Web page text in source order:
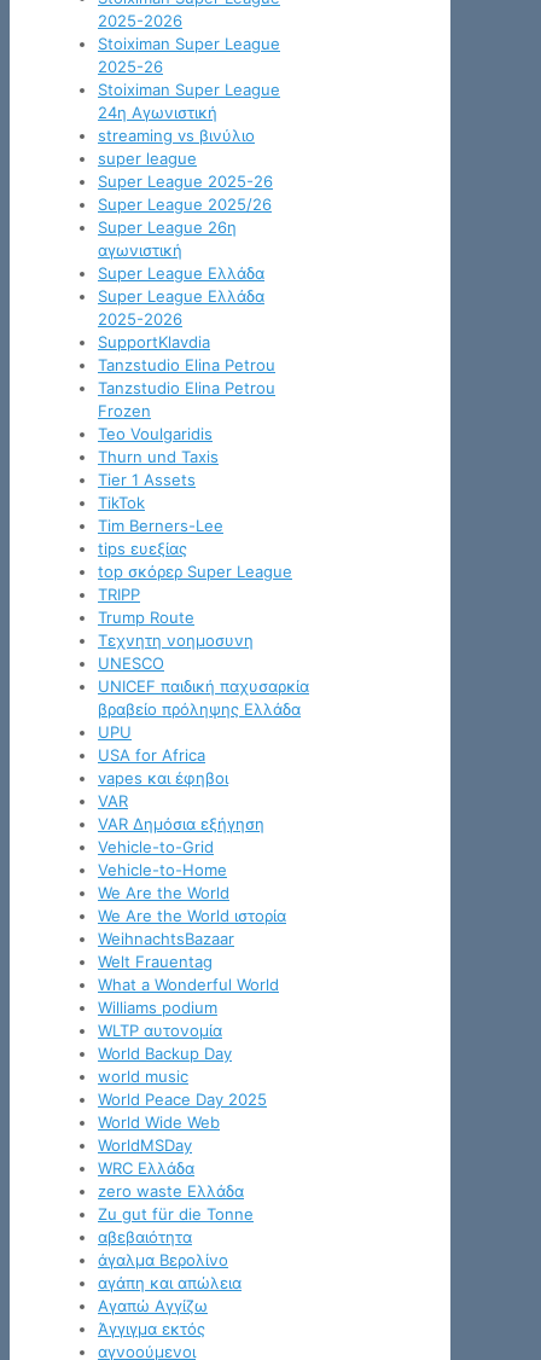
2025-2026
Stoiximan Super League
2025-26
Stoiximan Super League
24η Αγωνιστική
streaming vs βινύλιο
super league
Super League 2025-26
Super League 2025/26
Super League 26η
αγωνιστική
Super League Ελλάδα
Super League Ελλάδα
2025-2026
SupportKlavdia
Tanzstudio Elina Petrou
Tanzstudio Elina Petrou
Frozen
Teo Voulgaridis
Thurn und Taxis
Tier 1 Assets
TikTok
Tim Berners-Lee
tips ευεξίας
top σκόρερ Super League
TRIPP
Trump Route
Tεχνητη νοημοσυνη
UNESCO
UNICEF παιδική παχυσαρκία
βραβείο πρόληψης Ελλάδα
UPU
USA for Africa
vapes και έφηβοι
VAR
VAR Δημόσια εξήγηση
Vehicle-to-Grid
Vehicle-to-Home
We Are the World
We Are the World ιστορία
WeihnachtsBazaar
Welt Frauentag
What a Wonderful World
Williams podium
WLTP αυτονομία
World Backup Day
world music
World Peace Day 2025
World Wide Web
WorldMSDay
WRC Ελλάδα
zero waste Ελλάδα
Zu gut für die Tonne
αβεβαιότητα
άγαλμα Βερολίνο
αγάπη και απώλεια
Αγαπώ Αγγίζω
Άγγιγμα εκτός
αγνοούμενοι